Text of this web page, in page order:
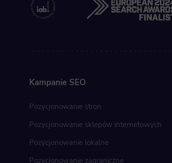
Kampanie SEO
Pozycjonowanie stron
Pozycjonowanie sklepów internetowych
Pozycjonowanie lokalne
Pozycjonowanie zagraniczne